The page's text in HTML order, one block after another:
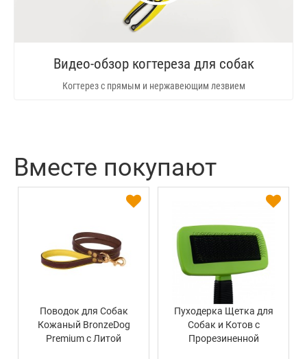
Видео-обзор когтереза для собак
Когтерез с прямым и нержавеющим лезвием
Вместе покупают
Поводок для Собак
Кожаный BronzeDog
Premium с Литой
Пуходерка Щетка для
Собак и Котов с
Прорезиненной